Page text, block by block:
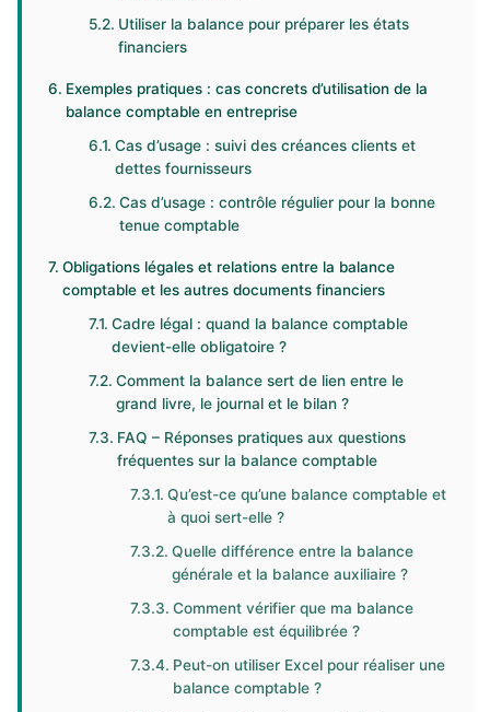
Utiliser la balance pour préparer les états
financiers
Exemples pratiques : cas concrets d’utilisation de la
balance comptable en entreprise
Cas d’usage : suivi des créances clients et
dettes fournisseurs
Cas d’usage : contrôle régulier pour la bonne
tenue comptable
Obligations légales et relations entre la balance
comptable et les autres documents financiers
Cadre légal : quand la balance comptable
devient-elle obligatoire ?
Comment la balance sert de lien entre le
grand livre, le journal et le bilan ?
FAQ – Réponses pratiques aux questions
fréquentes sur la balance comptable
Qu’est-ce qu’une balance comptable et
à quoi sert-elle ?
Quelle différence entre la balance
générale et la balance auxiliaire ?
Comment vérifier que ma balance
comptable est équilibrée ?
Peut-on utiliser Excel pour réaliser une
balance comptable ?